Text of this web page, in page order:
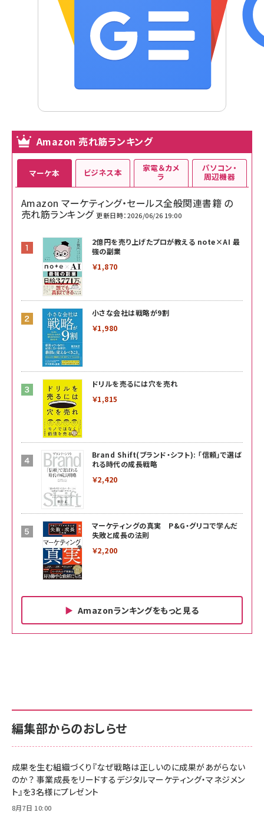
Amazon 売れ筋ランキング
マーケ本
Amazon マーケティング・セールス全般関連書籍 の
売れ筋ランキング 更新日時：2026/06/26 19:00
2億円を売り上げたプロが教える note×AI 最
強の副業
￥1,870
小さな会社は戦略が9割
￥1,980
ドリルを売るには穴を売れ
￥1,815
Brand Shift(ブランド・シフト): 「信頼」で選ば
れる時代の成長戦略
￥2,420
マーケティングの真実 P&G・グリコで学んだ
失敗と成長の法則
￥2,200
Amazonランキングをもっと見る
ビジネス本
￥880
anan(アンアン)2026/06/24号 No.2500増刊
スペシャルエディション[王道エンタメの矜持／
￥1,100
anan(アンアン)2026/07/08号 No.2502[2026
家電＆カメ
ラ
サポート正規品 メーカー保証5年 KLMEA128G
NIMASO ガラスフィルム iPhone 17 用 保護フィ
すい ガイド枠付き いPhone17 (6.3インチ) 対応
2枚セット DSP25F1698
￥1,599
パソコン・
周辺機器
サポート正規品 メーカー保証5年 KLMEA128G
Amazon eギフトカード - Amazonロゴ - クラ
￥5,000
Anker PowerLine III Flow USB-C & USB-C
編集部からのおしらせ
成果を生む組織づくり『なぜ戦略は正しいのに成果があがらない
のか？ 事業成長をリードするデジタルマーケティング・マネジメン
ト』を3名様にプレゼント
8月7日 10:00